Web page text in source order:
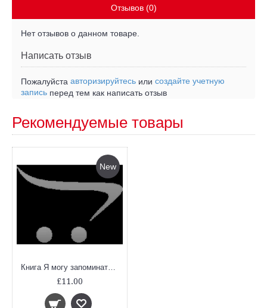
Отзывов (0)
Нет отзывов о данном товаре.
Написать отзыв
Пожалуйста авторизируйтесь или создайте учетную
запись перед тем как написать отзыв
Рекомендуемые товары
New
Книга Я могу запоминать 4-5 лет 50 наклеек
£11.00